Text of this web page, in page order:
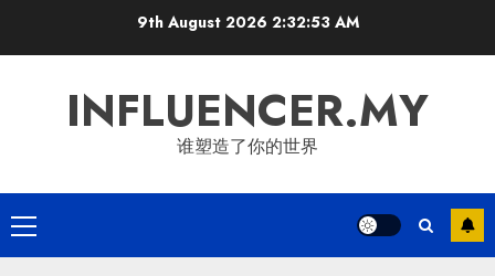
9th August 2026 2:32:54 AM
INFLUENCER.MY
谁塑造了你的世界
Primary
Menu